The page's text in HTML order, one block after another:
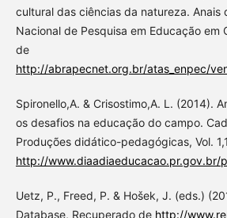
cultural das ciências da natureza. Anais
Nacional de Pesquisa em Educação em
de
http://abrapecnet.org.br/atas_enpec/
Spironello,A. & Crisostimo,A. L. (2014).
os desafios na educação do campo.
Produções didático-pedagógicas, Vol.
http://www.diaadiaeducacao.pr.gov.br/
Uetz, P., Freed, P. & Hošek, J. (eds.)
Database, Recuperado de http://